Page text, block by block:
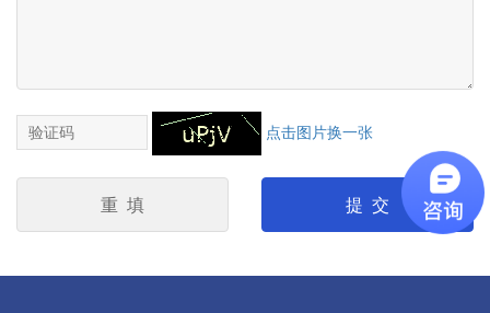
点击图片换一张
重 填 提 交